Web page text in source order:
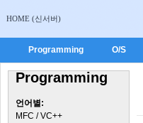
HOME (신서버)
Programming O/S
Programming
언어별:
MFC / VC++